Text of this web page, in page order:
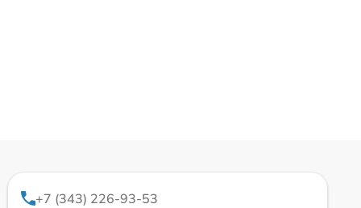
+7 (343) 226-93-53